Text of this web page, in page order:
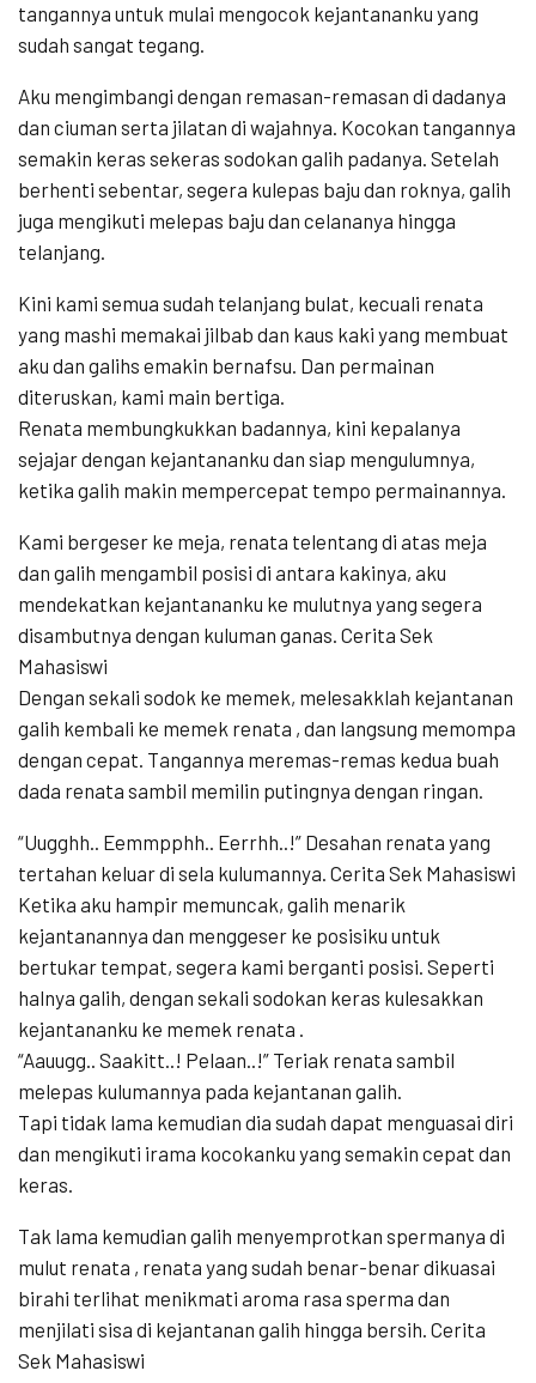
tangannya untuk mulai mengocok kejantananku yang
sudah sangat tegang.
Aku mengimbangi dengan remasan-remasan di dadanya
dan ciuman serta jilatan di wajahnya. Kocokan tangannya
semakin keras sekeras sodokan galih padanya. Setelah
berhenti sebentar, segera kulepas baju dan roknya, galih
juga mengikuti melepas baju dan celananya hingga
telanjang.
Kini kami semua sudah telanjang bulat, kecuali renata
yang mashi memakai jilbab dan kaus kaki yang membuat
aku dan galihs emakin bernafsu. Dan permainan
diteruskan, kami main bertiga.
Renata membungkukkan badannya, kini kepalanya
sejajar dengan kejantananku dan siap mengulumnya,
ketika galih makin mempercepat tempo permainannya.
Kami bergeser ke meja, renata telentang di atas meja
dan galih mengambil posisi di antara kakinya, aku
mendekatkan kejantananku ke mulutnya yang segera
disambutnya dengan kuluman ganas. Cerita Sek
Mahasiswi
Dengan sekali sodok ke memek, melesakklah kejantanan
galih kembali ke memek renata , dan langsung memompa
dengan cepat. Tangannya meremas-remas kedua buah
dada renata sambil memilin putingnya dengan ringan.
“Uugghh.. Eemmpphh.. Eerrhh..!” Desahan renata yang
tertahan keluar di sela kulumannya. Cerita Sek Mahasiswi
Ketika aku hampir memuncak, galih menarik
kejantanannya dan menggeser ke posisiku untuk
bertukar tempat, segera kami berganti posisi. Seperti
halnya galih, dengan sekali sodokan keras kulesakkan
kejantananku ke memek renata .
“Aauugg.. Saakitt..! Pelaan..!” Teriak renata sambil
melepas kulumannya pada kejantanan galih.
Tapi tidak lama kemudian dia sudah dapat menguasai diri
dan mengikuti irama kocokanku yang semakin cepat dan
keras.
Tak lama kemudian galih menyemprotkan spermanya di
mulut renata , renata yang sudah benar-benar dikuasai
birahi terlihat menikmati aroma rasa sperma dan
menjilati sisa di kejantanan galih hingga bersih. Cerita
Sek Mahasiswi